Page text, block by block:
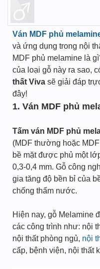
Ván MDF phủ
và ứng dụng trong nội
MDF phủ melamine là
của loại gỗ này ra sao,
thất Viva sẽ giải đáp
đây!
1. Ván MDF phủ
Tấm ván MDF phủ
(MDF thường hoặc
bề mặt được phủ một
0,3-0,4 mm. Gỗ công
gia tăng độ bền bỉ của
chống thấm nước.
Hiện nay, gỗ Melamine
các công trình như: nội
nội thất phòng ngủ, nội
cấp, bệnh viện, nội thất